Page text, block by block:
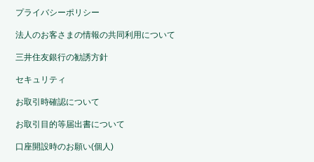
プライバシーポリシー
法人のお客さまの情報の共同利用について
三井住友銀行の勧誘方針
セキュリティ
お取引時確認について
お取引目的等届出書について
口座開設時のお願い(個人)